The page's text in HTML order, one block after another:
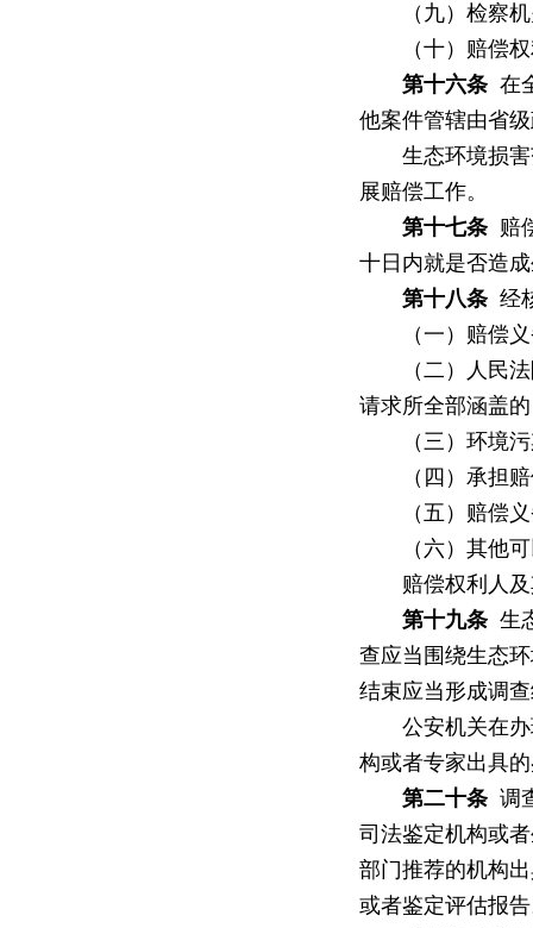
（九）检察机
（十）赔偿权
第十六条 在
他案件管辖由省
生态环境损害
展赔偿工作。
第十七条 赔
十日内就是否造
第十八条 经
（一）赔偿义
（二）人民法
请求所全部涵盖
（三）环境污
（四）承担赔
（五）赔偿义
（六）其他可
赔偿权利人及
第十九条 生
查应当围绕生态
结束应当形成调
公安机关在办
构或者专家出具
第二十条 调
司法鉴定机构或
部门推荐的机构
或者鉴定评估报